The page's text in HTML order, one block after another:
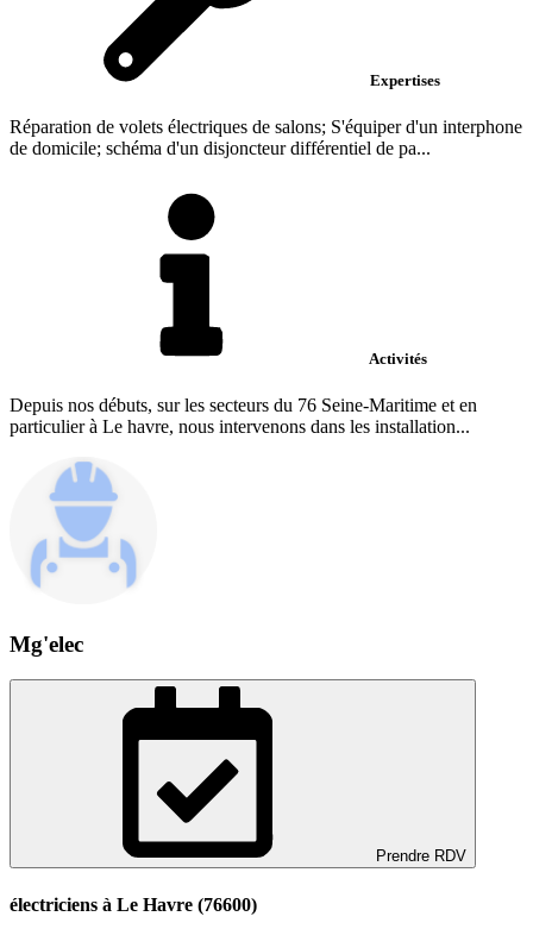
Expertises
Réparation de volets électriques de salons; S'équiper d'un interphone
de domicile; schéma d'un disjoncteur différentiel de pa...
Activités
Depuis nos débuts, sur les secteurs du 76 Seine-Maritime et en
particulier à Le havre, nous intervenons dans les installation...
Mg'elec
Prendre RDV
électriciens à Le Havre (76600)